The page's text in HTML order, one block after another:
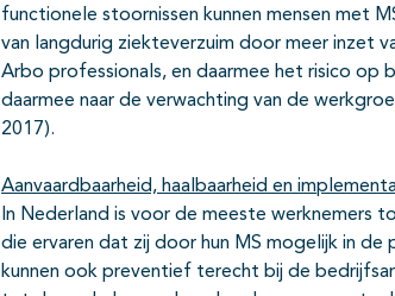
functionele stoornissen kunnen mensen met
van langdurig ziekteverzuim door meer inzet
Arbo professionals, en daarmee het risico op
daarmee naar de verwachting van de
2017).
Aanvaardbaarheid, haalbaarheid en
In Nederland is voor de meeste werknemers
die ervaren dat zij door hun MS mogelijk in
kunnen ook preventief terecht bij de